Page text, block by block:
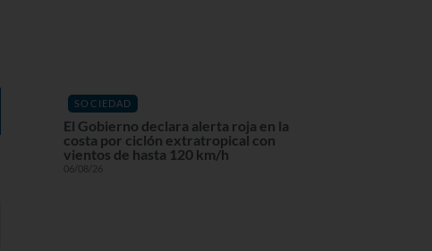
SOCIEDAD
El Gobierno declara alerta roja en la
costa por ciclón extratropical con
vientos de hasta 120 km/h
06/08/26